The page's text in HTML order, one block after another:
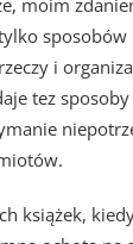
sposobów
i
tez
książek,